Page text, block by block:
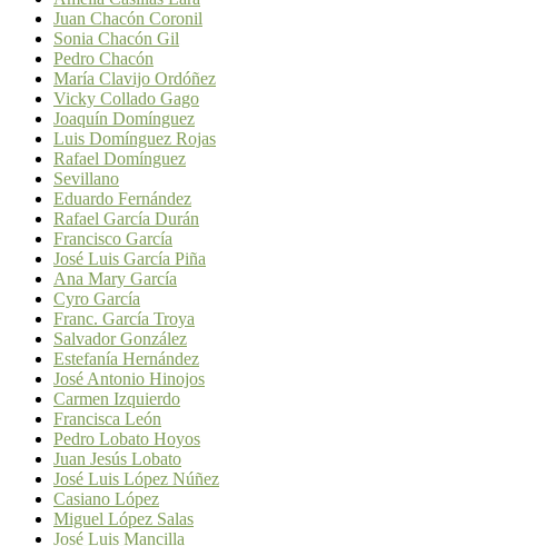
Juan Chacón Coronil
Sonia Chacón Gil
Pedro Chacón
María Clavijo Ordóñez
Vicky Collado Gago
Joaquín Domínguez
Luis Domínguez Rojas
Rafael Domínguez
Sevillano
Eduardo Fernández
Rafael García Durán
Francisco García
José Luis García Piña
Ana Mary García
Cyro García
Franc. García Troya
Salvador González
Estefanía Hernández
José Antonio Hinojos
Carmen Izquierdo
Francisca León
Pedro Lobato Hoyos
Juan Jesús Lobato
José Luis López Núñez
Casiano López
Miguel López Salas
José Luis Mancilla